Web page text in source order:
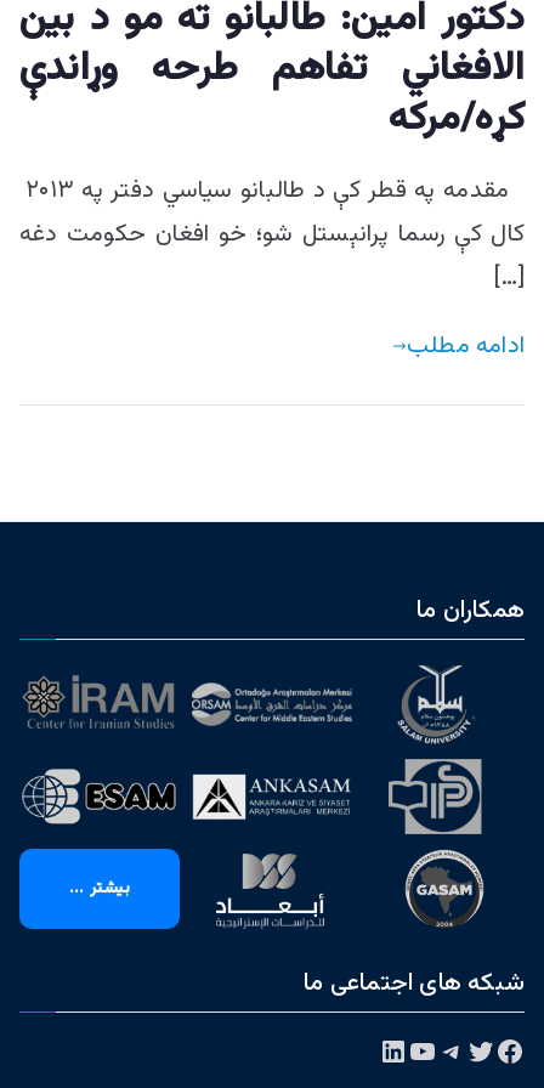
ییزو څېړنو
مرکز
دکتور امين: طالبانو ته مو د بين
الافغاني تفاهم طرحه وړاندې
کړه/مرکه
کال کې رسما پرانېستل شو؛ خو افغان حکومت دغه
[…]
ادامه مطلب
همکاران ما
بیشتر ...
شبکه های اجتماعی ما
فیس‌بوکتوییتر تلگرام یوتیوبلینکداین